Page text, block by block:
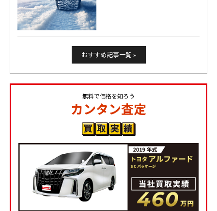
おすすめ記事一覧 »
無料で価格を知ろう
カンタン査定